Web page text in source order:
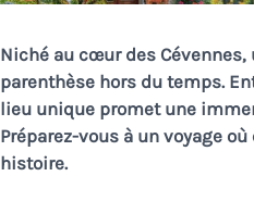
Niché au cœur des
parenthèse hors du temps.
lieu unique promet une
Préparez-vous à un voyage
histoire.